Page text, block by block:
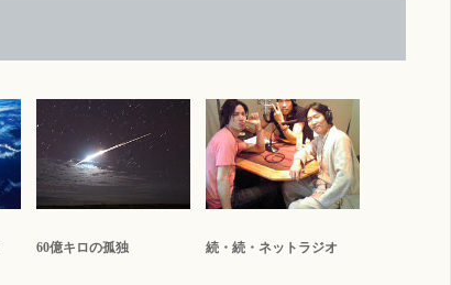
60億キロの孤独 続・続・ネットラジオ